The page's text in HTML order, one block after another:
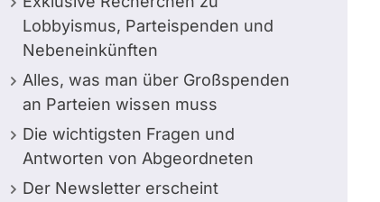
Lobbyismus, Parteispenden und
Nebeneinkünften
Alles, was man über Großspenden
an Parteien wissen muss
Die wichtigsten Fragen und
Antworten von Abgeordneten
Der Newsletter erscheint